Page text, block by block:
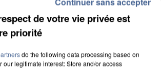
de votre vie privée est
priorité
do the following data processing based on
our legitimate interest: Store and/or access